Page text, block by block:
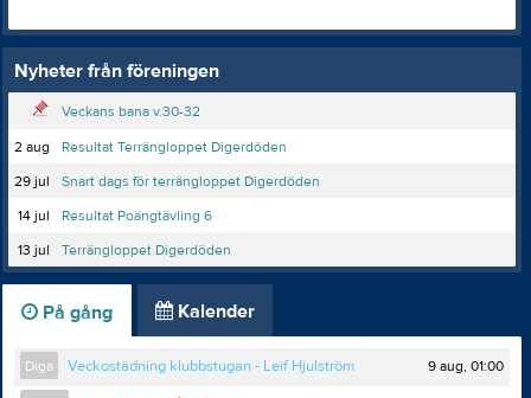
Nyheter från föreningen
Veckans bana v.30-32
2 aug
Resultat Terrängloppet Digerdöden
29 jul
Snart dags för terrängloppet Digerdöden
14 jul
Resultat Poängtävling 6
13 jul
Terrängloppet Digerdöden
På gång Kalender
Diga Veckostädning klubbstugan - Leif Hjulström 9 aug, 01:00